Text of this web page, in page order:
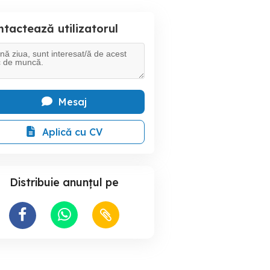
utilizatorul
Mesaj
Aplică cu CV
Distribuie anunțul pe